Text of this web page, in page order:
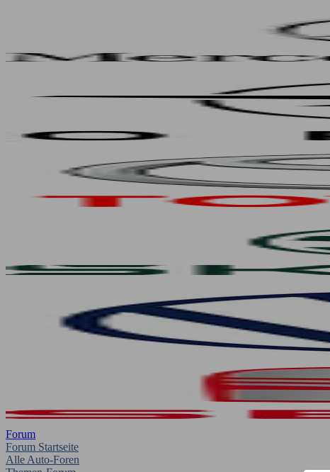
Forum
Forum Startseite
Alle Auto-Foren